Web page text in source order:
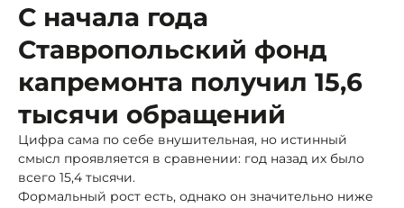
С начала года
Ставропольский фонд
капремонта получил 15,6
тысячи обращений
Цифра сама по себе внушительная, но истинный
смысл проявляется в сравнении: год назад их было
всего 15,4 тысячи.
Формальный рост есть, однако он значительно ниже